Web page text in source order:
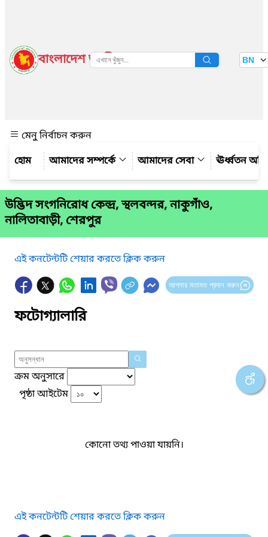
বাংলাদেশ জাতীয় তথ্য বাতায়ন BN
মেনু নির্বাচন করুন
আমাদের সম্পর্কে
আমাদের সেবা ঊর্ধ্বতন
উদ্ভিদ সংগনিরোধ কেন্দ্র, স্থলবন্দর, নাকুগাঁও,
নালিতাবাড়ী, শেরপুর
এই কনটেন্টটি শেয়ার করতে ক্লিক করুন
আপনার মতামত প্রদান করুন
ফটোগ্যালারি
ক্রম অনুসারে
পৃষ্ঠা আইটেম
কোনো তথ্য পাওয়া যায়নি।
এই কনটেন্টটি শেয়ার করতে ক্লিক করুন